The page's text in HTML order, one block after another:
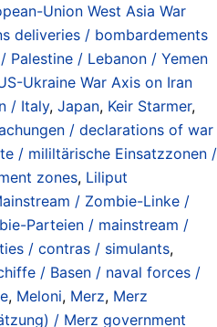
Union West Asia War
deliveries / bombardements
Palestine / Lebanon / Yemen
Ukraine War Axis on Iran
/ Italy, Japan, Keir Starmer,
/ declarations of war
/ mililtärische Einsatzzonen /
zones, Liliput
/ Zombie-Linke /
Parteien / mainstream /
/ contras / simulants,
/ Basen / naval forces /
, Meloni, Merz, Merz
/ Merz government